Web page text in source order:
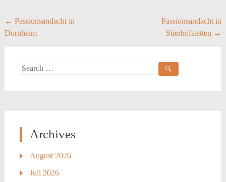
Post
navigation
← Passionsandacht in
Dornheim
Passionsandacht in
Stierhöfstetten →
Search
Archives
August 2026
Juli 2026